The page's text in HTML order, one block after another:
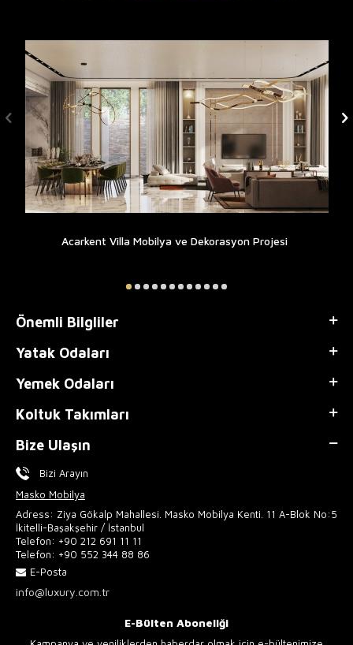
Acarkent Villa Mobilya ve Dekorasyon Projesi
Önemli Bilgliler
Yatak Odaları
Yemek Odaları
Koltuk Takımları
Bize Ulaşın
Bizi Arayın
Masko Mobilya
Adress: Ziya Gökalp Mahallesi. Masko Mobilya Kenti. 11 A-Blok No:5
İkitelli-Başakşehir / İstanbul
Telefon: +90 212 691 11 11
Telefon: +90 552 344 88 86
E-Posta
info@luxury.com.tr
E-Bülten Aboneliği